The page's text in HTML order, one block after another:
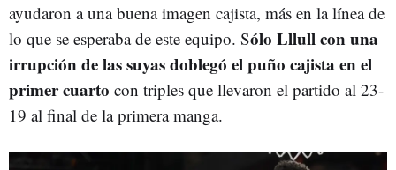
ayudaron a una buena imagen cajista, más en la línea de
lo que se esperaba de este equipo. Sólo Lllull con una
irrupción de las suyas doblegó el puño cajista en el
primer cuarto con triples que llevaron el partido al 23-
19 al final de la primera manga.